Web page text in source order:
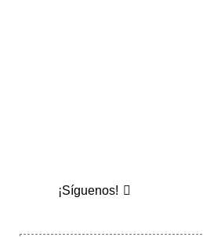
¡Síguenos!